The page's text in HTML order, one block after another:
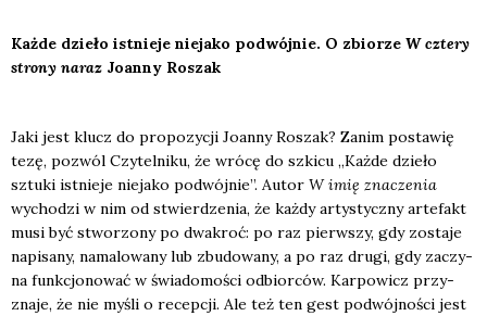
Każ­de dzie­ło ist­nie­je nie­ja­ko podwój­nie. O zbio­rze W czte­ry
stro­ny naraz Joan­ny Roszak
Jaki jest klucz do pro­po­zy­cji Joan­ny Roszak? Zanim posta­wię
tezę, pozwól Czy­tel­ni­ku, że wró­cę do szki­cu „Każ­de dzie­ło
sztu­ki ist­nie­je nie­ja­ko podwój­nie”. Autor W imię zna­cze­nia
wycho­dzi w nim od stwier­dze­nia, że każ­dy arty­stycz­ny arte­fakt
musi być stwo­rzo­ny po dwa­kroć: po raz pierw­szy, gdy zosta­je
napi­sa­ny, nama­lo­wa­ny lub zbu­do­wa­ny, a po raz dru­gi, gdy zaczy­
na funk­cjo­no­wać w świa­do­mo­ści odbior­ców. Kar­po­wicz przy­
zna­je, że nie myśli o recep­cji. Ale też ten gest podwój­no­ści jest